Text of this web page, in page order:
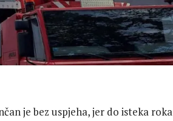
je bez uspjeha, jer do isteka roka